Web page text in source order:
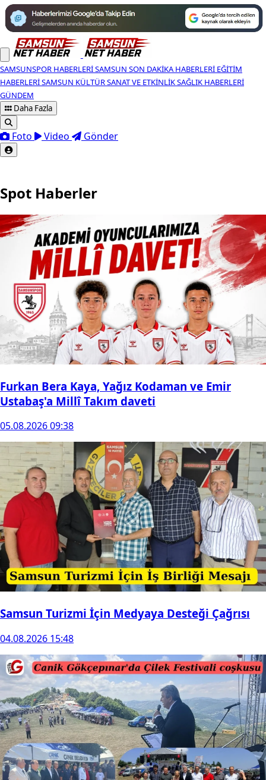
SAMSUNSPOR HABERLERISAMSUN SON DAKIKA HABERLERI EĞITIM
HABERLERISAMSUN KÜLTÜR SANAT VE ETKINLIKSAĞLIK HABERLERI
GÜNDEM
Daha Fazla
Foto Video Gönder
Spot Haberler
Furkan Bera Kaya, Yağız Kodaman ve Emir
Ustabaş'a Millî Takım daveti
05.08.2026 09:38
Samsun Turizmi İçin Medyaya Desteği Çağrısı
04.08.2026 15:48